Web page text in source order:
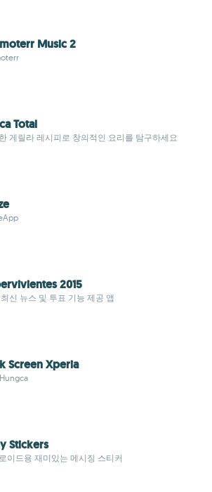
Music 2
Total
게릴라 레시피로 창의적인 요리를 탐구하세요
2015
신 뉴스 및 투표 기능 제공 앱
Screen Xperia
Stickers
이드용 재미있는 메시징 스티커